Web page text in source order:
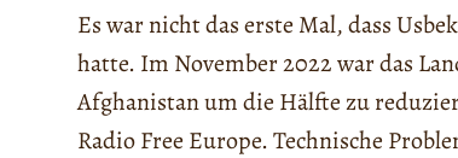
Es war nicht das erste Mal, dass
hatte. Im November 2022 war das
Afghanistan um die Hälfte zu
Radio Free Europe. Technische